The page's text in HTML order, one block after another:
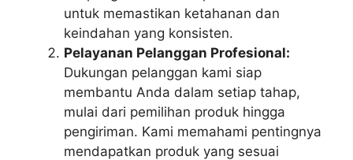
untuk memastikan ketahanan dan
keindahan yang konsisten.
Pelayanan Pelanggan Profesional:
Dukungan pelanggan kami siap
membantu Anda dalam setiap tahap,
mulai dari pemilihan produk hingga
pengiriman. Kami memahami pentingnya
mendapatkan produk yang sesuai